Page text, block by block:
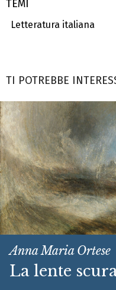
TEMI
Letteratura italiana
TI POTREBBE
Anna Maria Ortese
La lente